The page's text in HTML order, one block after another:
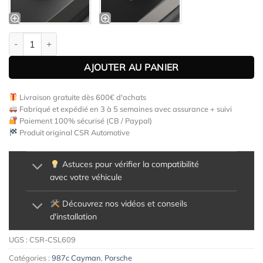
quantité de Lame de parechoc avant pour Porsche 987c
AJOUTER AU PANIER
Livraison gratuite dès 600€ d'achats
Fabriqué et expédié en 3 à 5 semaines avec assurance + suivi
Paiement 100% sécurisé (CB / Paypal)
Produit original CSR Automotive
Astuces pour vérifier la compatibilité
avec votre véhicule
Découvrez nos vidéos et conseils
d'installation
UGS : CSR-CSL609
Catégories : 987c Cayman, Porsche